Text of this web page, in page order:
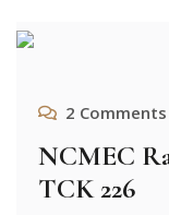
2 Comments
NCMEC
TCK 226